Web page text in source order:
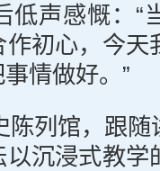
低声感慨：“
初心，今天
情做好。”
陈列馆，跟
沉浸式教学